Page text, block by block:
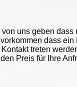
uns geben
dass
treten
Preis für Ihre